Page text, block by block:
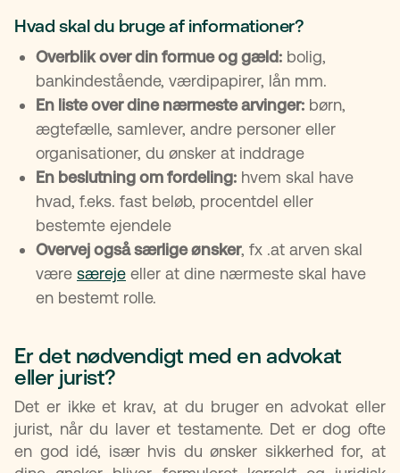
Hvad skal du bruge af informationer?
Overblik over din formue og gæld: bolig,
bankindestående, værdipapirer, lån mm.
En liste over dine nærmeste arvinger: børn,
ægtefælle, samlever, andre personer eller
organisationer, du ønsker at inddrage
En beslutning om fordeling: hvem skal have
hvad, f.eks. fast beløb, procentdel eller
bestemte ejendele
Overvej også særlige ønsker, fx .at arven skal
være særeje eller at dine nærmeste skal have
en bestemt rolle.
Er det nødvendigt med en advokat
eller jurist?
Det er ikke et krav, at du bruger en advokat eller
jurist, når du laver et testamente. Det er dog ofte
en god idé, især hvis du ønsker sikkerhed for, at